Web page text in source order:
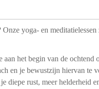
yoga- en
het begin van de ochtend
en je bewustzijn hiervan te
diepe rust, meer helderheid